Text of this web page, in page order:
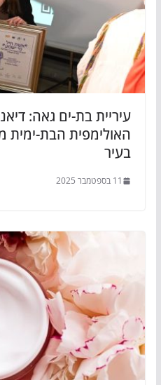
עיריית בת-ים גאה:
האולימפית הבת-ימית
בעיר
11 בספטמבר 2025